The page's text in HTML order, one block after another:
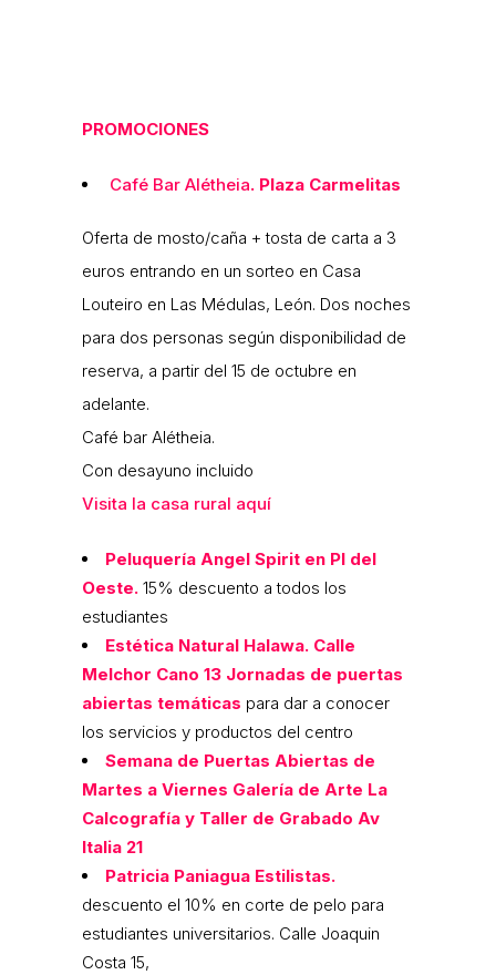
PROMOCIONES
Café Bar Alétheia. Plaza Carmelitas
Oferta de mosto/caña + tosta de carta a 3
euros entrando en un sorteo en Casa
Louteiro en Las Médulas, León. Dos noches
para dos personas según disponibilidad de
reserva, a partir del 15 de octubre en
adelante.
Café bar Alétheia.
Con desayuno incluido
Visita la casa rural aquí
Peluquería Angel Spirit en Pl del
Oeste. 15% descuento a todos los
estudiantes
Estética Natural Halawa. Calle
Melchor Cano 13 Jornadas de puertas
abiertas temáticas para dar a conocer
los servicios y productos del centro
Semana de Puertas Abiertas de
Martes a Viernes Galería de Arte La
Calcografía y Taller de Grabado Av
Italia 21
Patricia Paniagua Estilistas.
descuento el 10% en corte de pelo para
estudiantes universitarios. Calle Joaquin
Costa 15,